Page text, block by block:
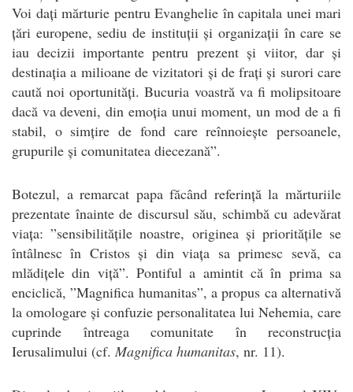
Voi dați mărturie pentru Evanghelie în capitala unei mari
țări europene, sediu de instituții și organizații în care se
iau decizii importante pentru prezent și viitor, dar și
destinația a milioane de vizitatori și de frați și surori care
caută noi oportunități. Bucuria voastră va fi molipsitoare
dacă va deveni, din emoția unui moment, un mod de a fi
stabil, o simțire de fond care reînnoiește persoanele,
grupurile și comunitatea diecezană”.
Botezul, a remarcat papa făcând referință la mărturiile
prezentate înainte de discursul său, schimbă cu adevărat
viața: ”sensibilitățile noastre, originea și prioritățile se
întâlnesc în Cristos și din viața sa primesc sevă, ca
mlădițele din viță”. Pontiful a amintit că în prima sa
enciclică, ”Magnifica humanitas”, a propus ca alternativă
la omologare și confuzie personalitatea lui Nehemia, care
cuprinde întreaga comunitate în reconstrucția
Ierusalimului (cf. Magnifica humanitas, nr. 11).